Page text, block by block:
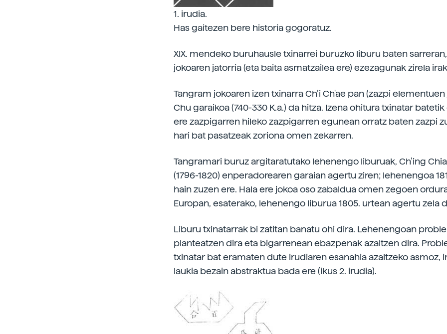
1. irudia.
Has gaitezen bere historia gogoratuz.
XIX. mendeko buruhausle txinarrei buruzko liburu baten
jokoaren jatorria (eta baita asmatzailea ere) ezezagunak zirela
Tangram jokoaren izen txinarra Ch’i Ch'ae pan (zazpi elementuen
Chu garaikoa (740-330 K.a.) da hitza. Izena ohitura txinatar batetik
ere zazpigarren hileko zazpigarren egunean orratz baten zazpi
hari bat pasatzeak zoriona omen zekarren.
Tangramari buruz argitaratutako lehenengo liburuak, Ch’ing Chia
(1796-1820) enperadorearen garaian agertu ziren; lehenengoa
hain zuzen ere. Hala ere jokoa oso zabaldua omen zegoen
Europan, esaterako, lehenengo liburua 1805. urtean agertu zela
Liburu txinatarrak bi zatitan banatu ohi dira. Lehenengoan
planteatzen dira eta bigarrenean ebazpenak azaltzen dira.
txinatar bat eramaten dute irudiaren esanahia azaltzeko asmoz,
laukia bezain abstraktua bada ere (ikus 2. irudia).